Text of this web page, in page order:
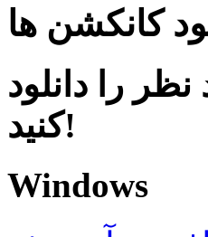
کانکشن ها
را دانلود
کنید!
Windows